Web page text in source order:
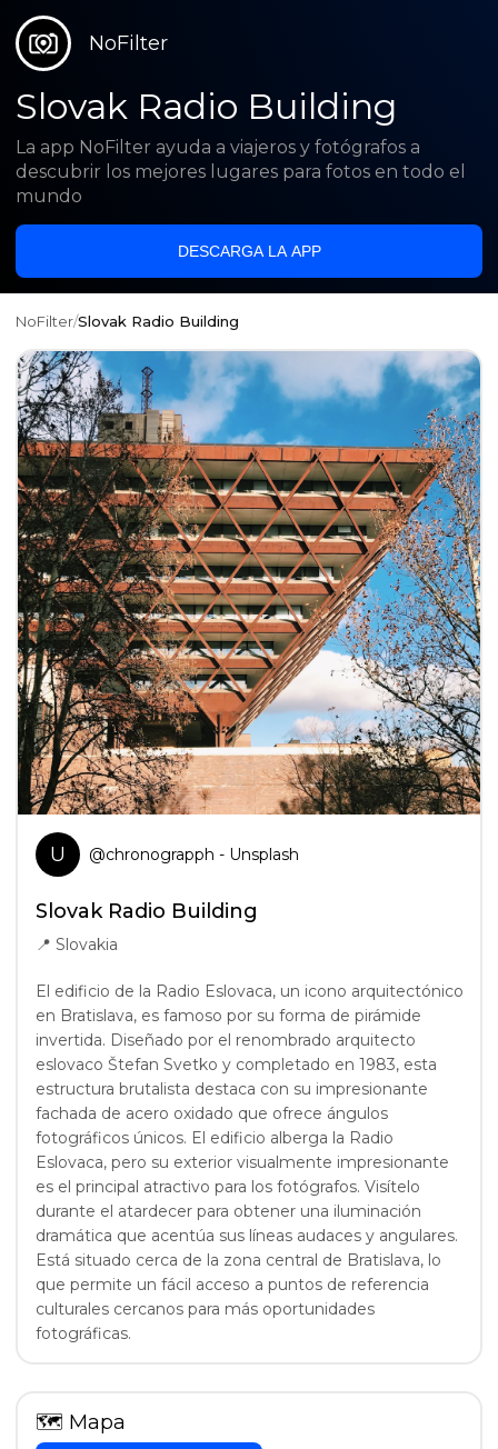
NoFilter
Slovak Radio Building
La app NoFilter ayuda a viajeros y fotógrafos a
descubrir los mejores lugares para fotos en todo el
mundo
DESCARGA LA APP
NoFilter/Slovak Radio Building
U @chronograpph - Unsplash
Slovak Radio Building
📍 Slovakia
El edificio de la Radio Eslovaca, un icono arquitectónico
en Bratislava, es famoso por su forma de pirámide
invertida. Diseñado por el renombrado arquitecto
eslovaco Štefan Svetko y completado en 1983, esta
estructura brutalista destaca con su impresionante
fachada de acero oxidado que ofrece ángulos
fotográficos únicos. El edificio alberga la Radio
Eslovaca, pero su exterior visualmente impresionante
es el principal atractivo para los fotógrafos. Visítelo
durante el atardecer para obtener una iluminación
dramática que acentúa sus líneas audaces y angulares.
Está situado cerca de la zona central de Bratislava, lo
que permite un fácil acceso a puntos de referencia
culturales cercanos para más oportunidades
fotográficas.
🗺 Mapa